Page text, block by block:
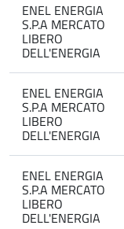
ENEL ENERGIA
S.P.A MERCATO
LIBERO
DELL'ENERGIA
ENEL ENERGIA
S.P.A MERCATO
LIBERO
DELL'ENERGIA
ENEL ENERGIA
S.P.A MERCATO
LIBERO
DELL'ENERGIA